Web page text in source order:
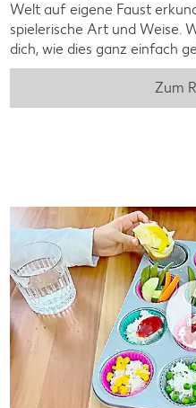
Welt auf eigene Faust
spielerische Art und Weise.
dich, wie dies ganz einfach
Zum